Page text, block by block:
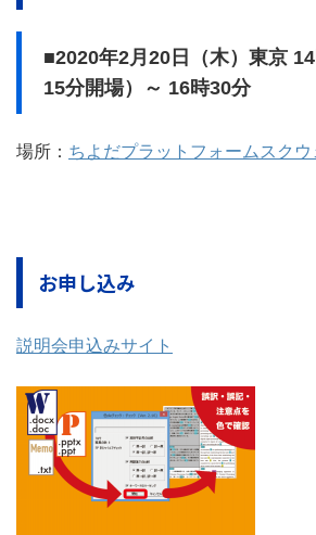
■2020年2月20日（木）東京
15分開場）～ 16時30分
場所： ちよだプラットフォームスク
お申し込み
説明会申込みサイト